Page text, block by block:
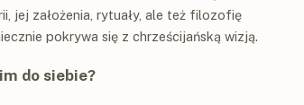
jej założenia, rytuały, ale też filozofię
pokrywa się z chrześcijańską wizją.
do siebie?